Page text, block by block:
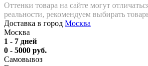
Оттенки товара на сайте могут
реальности, рекомендуем выбирать
Доставка в город Москва
Москва
1 - 7 дней
0 - 5000 руб.
Самовывоз